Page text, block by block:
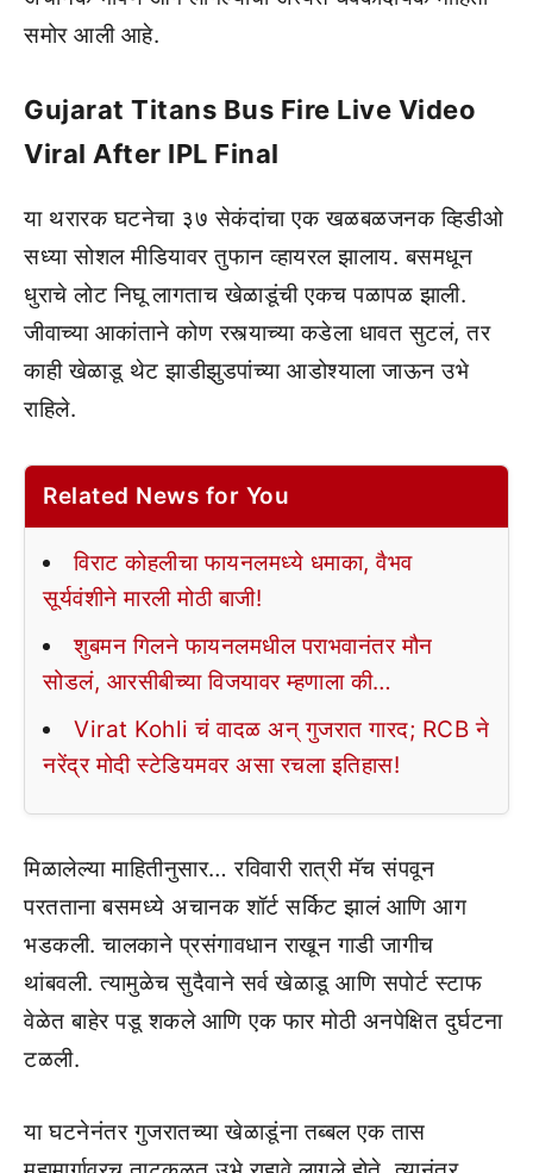
समोर आली आहे.
Gujarat Titans Bus Fire Live Video
Viral After IPL Final
या थरारक घटनेचा ३७ सेकंदांचा एक खळबळजनक व्हिडीओ
सध्या सोशल मीडियावर तुफान व्हायरल झालाय. बसमधून
धुराचे लोट निघू लागताच खेळाडूंची एकच पळापळ झाली.
जीवाच्या आकांताने कोण रस्त्याच्या कडेला धावत सुटलं, तर
काही खेळाडू थेट झाडीझुडपांच्या आडोश्याला जाऊन उभे
राहिले.
Related News for You
विराट कोहलीचा फायनलमध्ये धमाका, वैभव
सूर्यवंशीने मारली मोठी बाजी!
शुबमन गिलने फायनलमधील पराभवानंतर मौन
सोडलं, आरसीबीच्या विजयावर म्हणाला की…
Virat Kohli चं वादळ अन् गुजरात गारद; RCB ने
नरेंद्र मोदी स्टेडियमवर असा रचला इतिहास!
मिळालेल्या माहितीनुसार… रविवारी रात्री मॅच संपवून
परतताना बसमध्ये अचानक शॉर्ट सर्किट झालं आणि आग
भडकली. चालकाने प्रसंगावधान राखून गाडी जागीच
थांबवली. त्यामुळेच सुदैवाने सर्व खेळाडू आणि सपोर्ट स्टाफ
वेळेत बाहेर पडू शकले आणि एक फार मोठी अनपेक्षित दुर्घटना
टळली.
या घटनेनंतर गुजरातच्या खेळाडूंना तब्बल एक तास